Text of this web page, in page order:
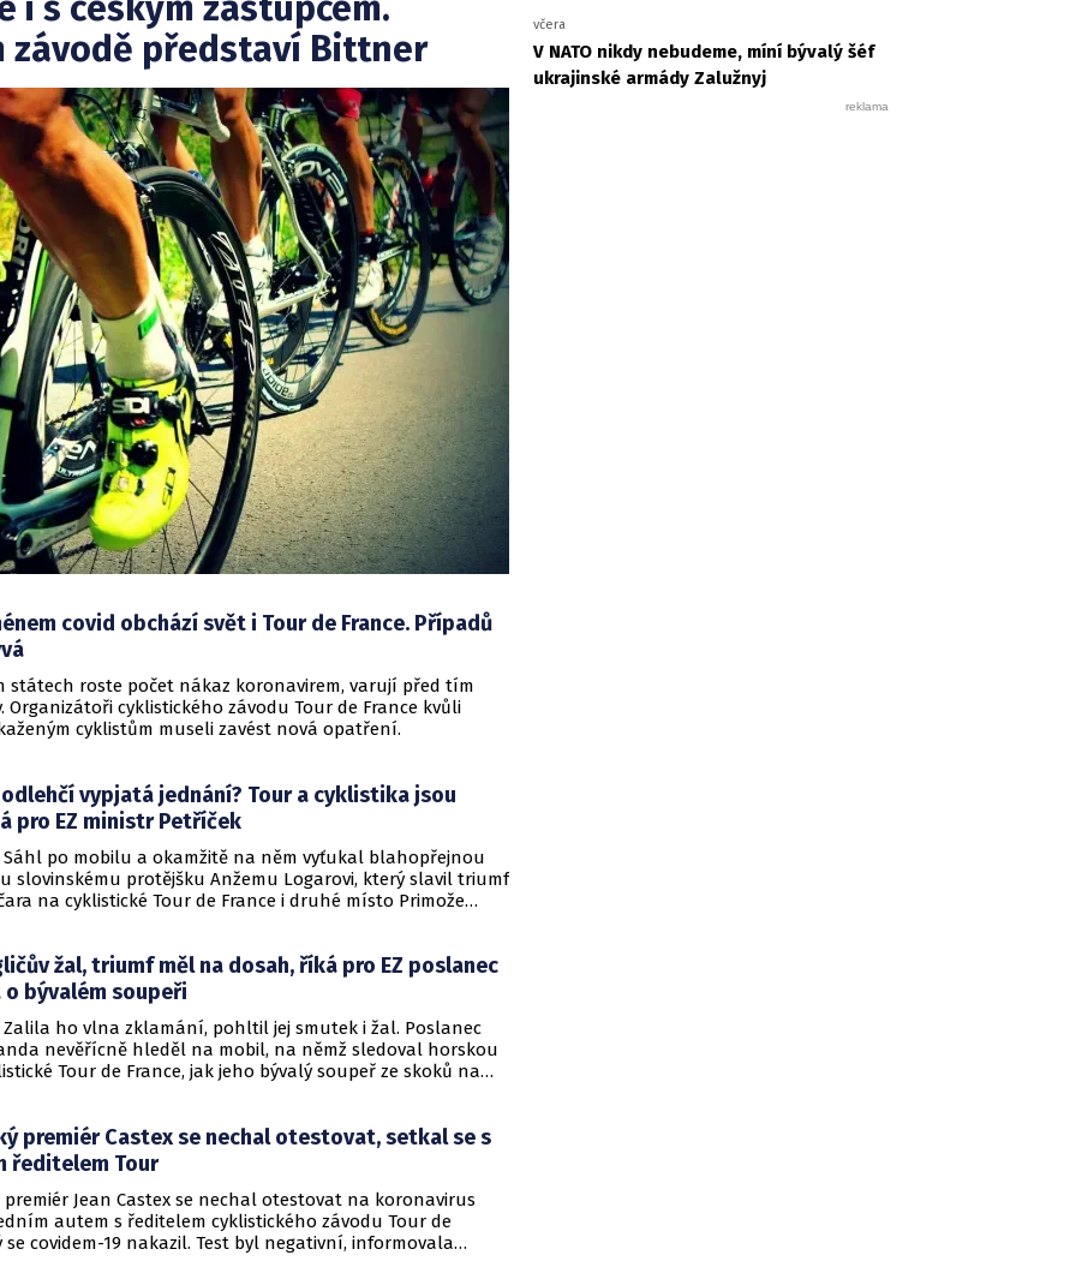
závodě představí Bittner
covid obchází svět i Tour de France. Případů
státech roste počet nákaz koronavirem, varují před tím
cyklistického závodu Tour de France kvůli
cyklistům museli zavést nová opatření.
vypjatá jednání? Tour a cyklistika jsou
pro EZ ministr Petříček
- Sáhl po mobilu a okamžitě na něm vyťukal blahopřejnou
slovinskému protějšku Anžemu Logarovi, který slavil triumf
na cyklistické Tour de France i druhé místo Primože
cyklistickém závodě světa. Ačkoli jindy
ČSSD pečlivě dbá na diplomaticky uhlazenou rétoriku, po
způsobil nečekaný zvrat, z něj vypadlo: „Musím se z toho
nerváku vzpamatovat,“ řekl na úvod exkluzivního
Eurozprávy.cz šéf české diplomacie Tomáš Petříček.
žal, triumf měl na dosah, říká pro EZ poslanec
o bývalém soupeři
- Zalila ho vlna zklamání, pohltil jej smutek i žal. Poslanec
nevěřícně hleděl na mobil, na němž sledoval horskou
Tour de France, jak jeho bývalý soupeř ze skoků na
náskok. Byli jsme ale svědky úžasného boje, který
světa sportu. Pochopitelně jsem si jako bývalý
přál, aby Tour vyhrál můj bývalý kolega,“ říká pravicový
skokanského Turné čtyř můstků v rozhovoru pro
Jakub Janda, který se ostře vymezuje proti komunistickému
premiér Castex se nechal otestovat, setkal se s
ředitelem Tour
premiér Jean Castex se nechal otestovat na koronavirus
autem s ředitelem cyklistického závodu Tour de
se covidem-19 nakazil. Test byl negativní, informovala
včera
V NATO nikdy nebudeme, míní bývalý šéf
ukrajinské armády Zalužnyj